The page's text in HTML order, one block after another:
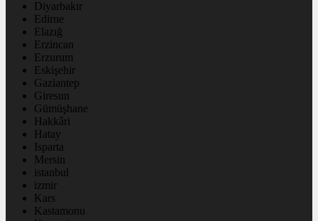
Diyarbakır
Edirne
Elazığ
Erzincan
Erzurum
Eskişehir
Gaziantep
Giresun
Gümüşhane
Hakkâri
Hatay
Isparta
Mersin
istanbul
izmir
Kars
Kastamonu